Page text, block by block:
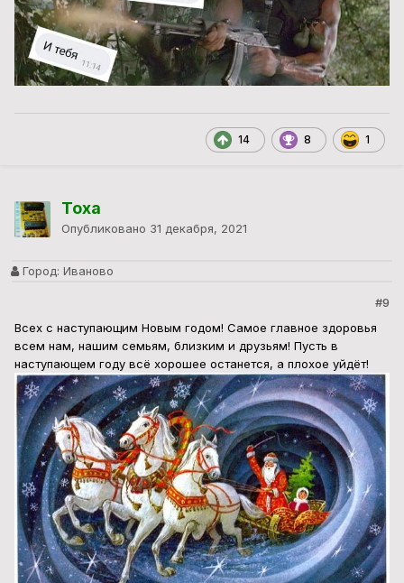
14 8 1
Toxa
Опубликовано 31 декабря, 2021
Город: Иваново
#9
Всех с наступающим Новым годом! Самое главное здоровья
всем нам, нашим семьям, близким и друзьям! Пусть в
наступающем году всё хорошее останется, а плохое уйдёт!